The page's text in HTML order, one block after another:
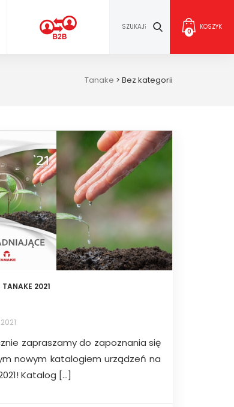
0
KOSZYK
Tanake > Bez kategorii
2021
zapraszamy do zapoznania się
nowym katalogiem urządzeń na
Katalog […]